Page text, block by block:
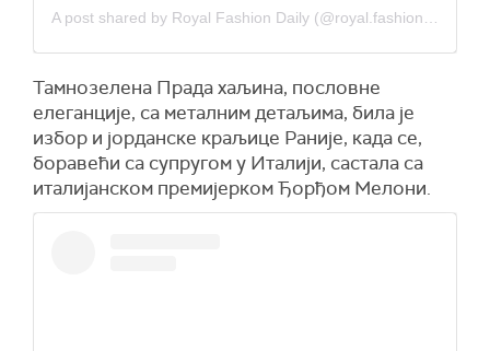
Тамнозелена Прада хаљина, пословне
елеганције, са металним детаљима, била је
избор и јорданске краљице Раније, када се,
боравећи са супругом у Италији, састала са
италијанском премијерком Ђорђом Мелони.